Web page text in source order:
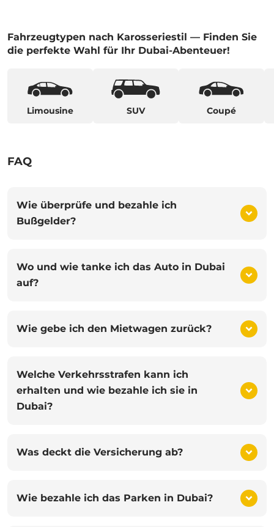
Fahrzeugtypen nach Karosseriestil — Finden Sie
die perfekte Wahl für Ihr Dubai-Abenteuer!
Limousine SUV Coupé
FAQ
Wie überprüfe und bezahle ich
Bußgelder?
Wo und wie tanke ich das Auto in Dubai
auf?
Wie gebe ich den Mietwagen zurück?
Welche Verkehrsstrafen kann ich
erhalten und wie bezahle ich sie in
Dubai?
Was deckt die Versicherung ab?
Wie bezahle ich das Parken in Dubai?